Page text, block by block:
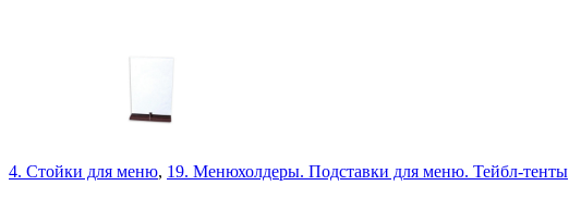
4. Стойки для меню, 19. Менюхолдеры. Подставки для меню. Тейбл-тенты